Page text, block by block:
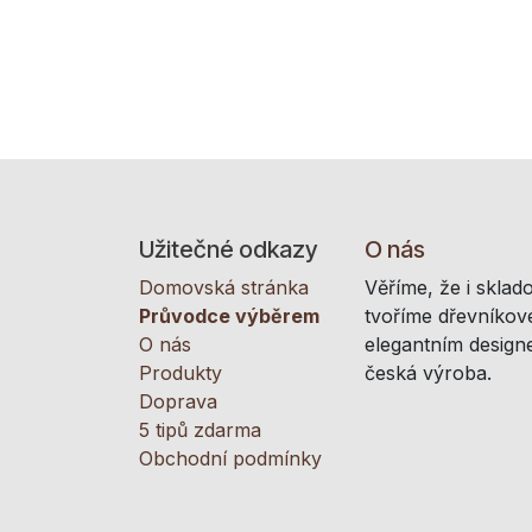
Užitečné odkazy
Domovská stránka
Průvodce výběrem
O nás
Produkty
Doprava
5 tipů zdarma
Obchodní podmínky
O nás
Věříme, že i
tvoříme
elegantním
česká výroba.